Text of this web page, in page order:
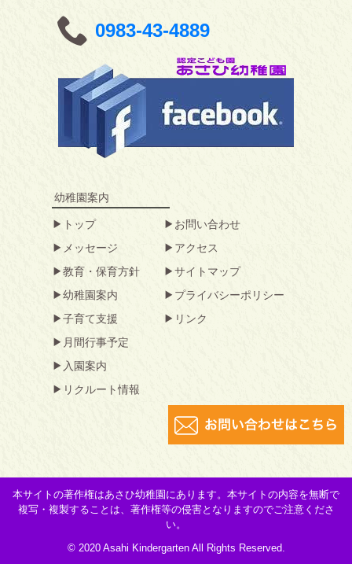
0983-43-4889
幼稚園案内
トップ
メッセージ
教育・保育方針
幼稚園案内
子育て支援
月間行事予定
入園案内
リクルート情報
お問い合わせ
アクセス
サイトマップ
プライバシーポリシー
リンク
本サイトの著作権はあさひ幼稚園にあります。本サイトの内容を無断で
複写・複製することは、著作権等の侵害となりますのでご注意くださ
い。
© 2020 Asahi Kindergarten All Rights Reserved.